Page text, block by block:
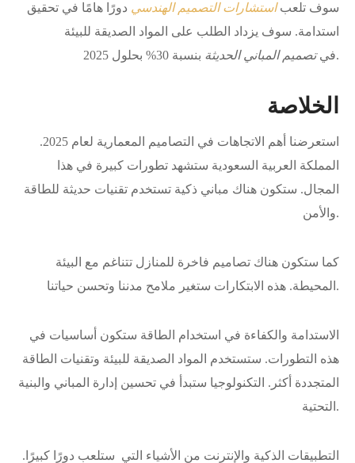
سوف تلعب استشارات التصميم الهندسي دورًا هامًا في تحقيق
استدامة. سوف يزداد الطلب على المواد الصديقة للبيئة
فيتصميم المباني الحديثة بنسبة 30% بحلول 2025.
الخلاصة
استعرضنا أهم الاتجاهات في التصاميم المعمارية لعام 2025.
المملكة العربية السعودية ستشهد تطورات كبيرة في هذا
المجال. ستكون هناك مباني ذكية تستخدم تقنيات حديثة للطاقة
والأمن.
كما ستكون هناك تصاميم فاخرة للمنازل تتناغم مع البيئة
المحيطة. هذه الابتكارات ستغير ملامح مدننا وتحسن حياتنا.
الاستدامة والكفاءة في استخدام الطاقة ستكون أساسيات في
هذه التطورات. ستستخدم المواد الصديقة للبيئة وتقنيات الطاقة
المتجددة أكثر. التكنولوجيا ستبدأ في تحسين إدارة المباني والبنية
التحتية.
التطبيقات الذكية والإنترنت من الأشياء التي ستلعب دورًا كبيرًا.